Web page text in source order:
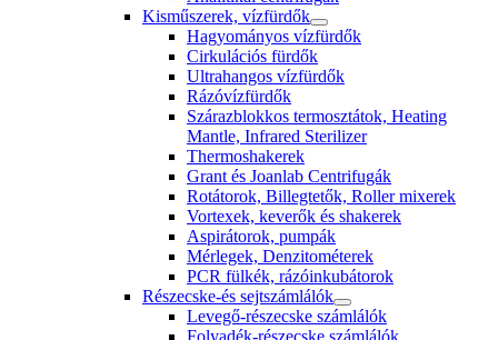
Kisműszerek, vízfürdők
Hagyományos vízfürdők
Cirkulációs fürdők
Ultrahangos vízfürdők
Rázóvízfürdők
Szárazblokkos termosztátok, Heating
Mantle, Infrared Sterilizer
Thermoshakerek
Grant és Joanlab Centrifugák
Rotátorok, Billegtetők, Roller mixerek
Vortexek, keverők és shakerek
Aspirátorok, pumpák
Mérlegek, Denzitométerek
PCR fülkék, rázóinkubátorok
Részecske-és sejtszámlálók
Levegő-részecske számlálók
Folyadék-részecske számlálók